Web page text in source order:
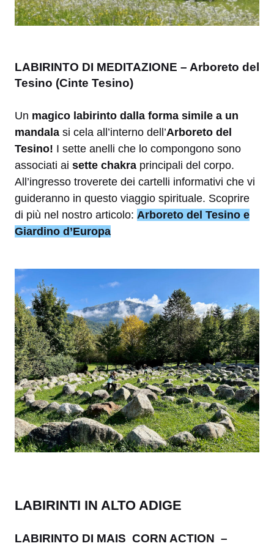
LABIRINTO DI MEDITAZIONE – Arboreto del
Tesino (Cinte Tesino)
Un magico labirinto dalla forma simile a un
mandala si cela all’interno dell’Arboreto del
Tesino! I sette anelli che lo compongono sono
associati ai sette chakra principali del corpo.
All’ingresso troverete dei cartelli informativi che vi
guideranno in questo viaggio spirituale. Scoprire
di più nel nostro articolo: Arboreto del Tesino e
Giardino d’Europa
LABIRINTI IN ALTO ADIGE
LABIRINTO DI MAIS CORN ACTION –